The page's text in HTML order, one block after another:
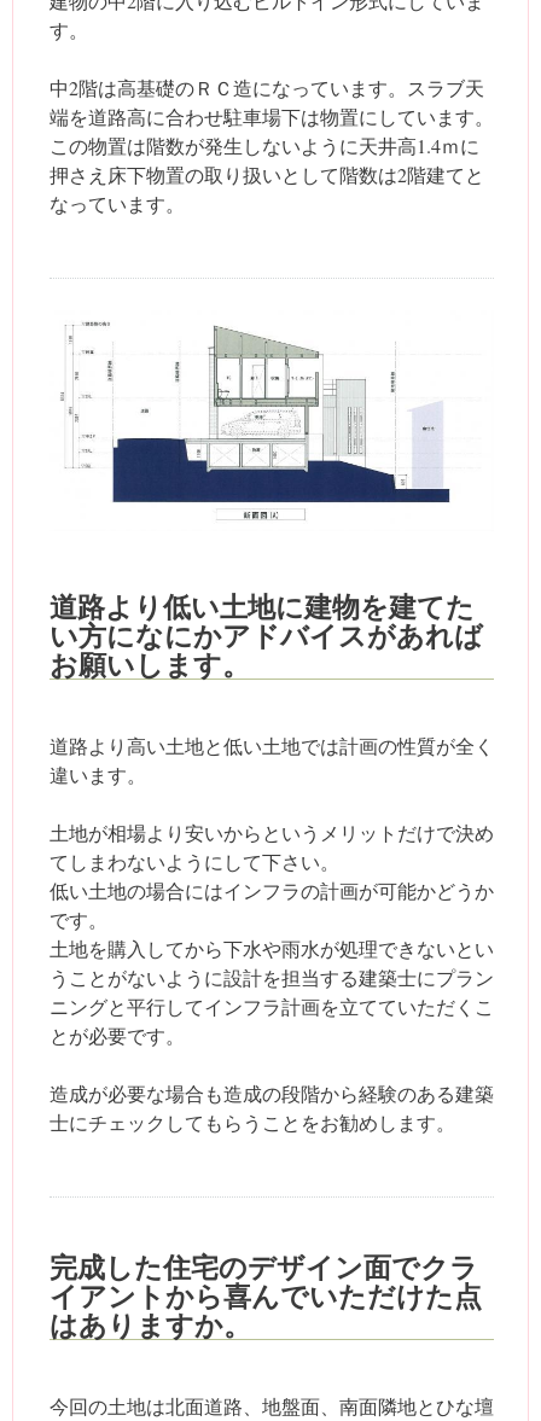
す。
中2階は高基礎のＲＣ造になっています。スラブ天
端を道路高に合わせ駐車場下は物置にしています。
この物置は階数が発生しないように天井高1.4ｍに
押さえ床下物置の取り扱いとして階数は2階建てと
なっています。
道路より低い土地に建物を建てた
い方になにかアドバイスがあれば
お願いします。
道路より高い土地と低い土地では計画の性質が全く
違います。
土地が相場より安いからというメリットだけで決め
てしまわないようにして下さい。
低い土地の場合にはインフラの計画が可能かどうか
です。
土地を購入してから下水や雨水が処理できないとい
うことがないように設計を担当する建築士にプラン
ニングと平行してインフラ計画を立てていただくこ
とが必要です。
造成が必要な場合も造成の段階から経験のある建築
士にチェックしてもらうことをお勧めします。
完成した住宅のデザイン面でクラ
イアントから喜んでいただけた点
はありますか。
今回の土地は北面道路、地盤面、南面隣地とひな壇